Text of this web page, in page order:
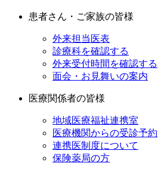
患者さん・ご家族の皆様
外来担当医表
診療科を確認する
外来受付時間を確認する
面会・お見舞いの案内
医療関係者の皆様
地域医療福祉連携室
医療機関からの受診予約
連携医制度について
保険薬局の方